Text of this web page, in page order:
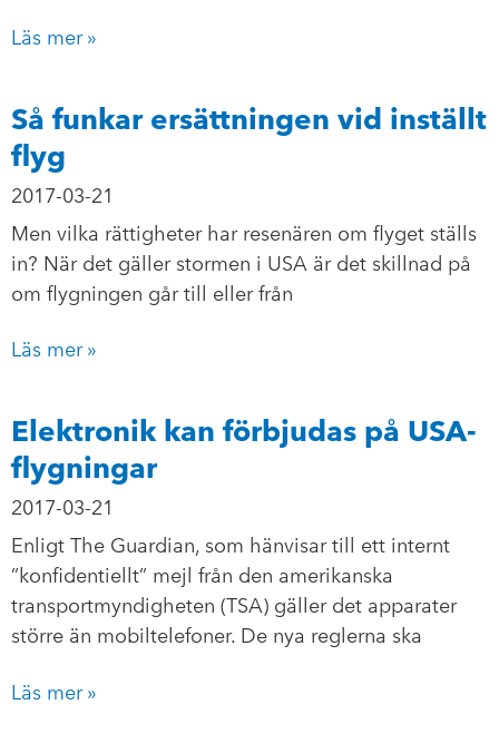
Läs mer »
Så funkar ersättningen vid inställt
flyg
2017-03-21
Men vilka rättigheter har resenären om flyget ställs
in? När det gäller stormen i USA är det skillnad på
om flygningen går till eller från
Läs mer »
Elektronik kan förbjudas på USA-
flygningar
2017-03-21
Enligt The Guardian, som hänvisar till ett internt
”konfidentiellt” mejl från den amerikanska
transportmyndigheten (TSA) gäller det apparater
större än mobiltelefoner. De nya reglerna ska
Läs mer »